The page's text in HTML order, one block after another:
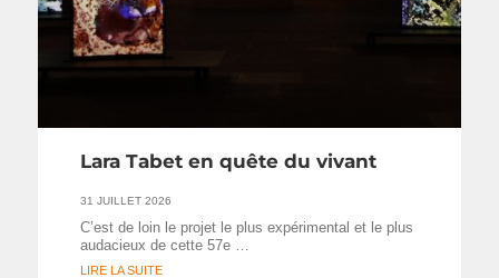
Lara Tabet en quête du vivant
31 JUILLET 2026
C’est de loin le projet le plus expérimental et le plus
audacieux de cette 57e …
LIRE LA SUITE